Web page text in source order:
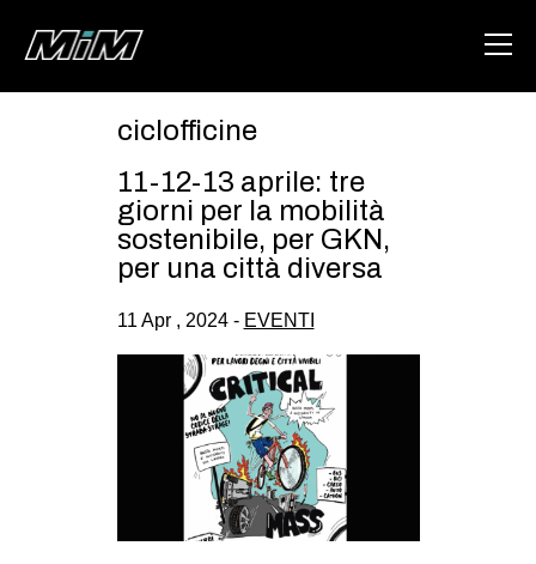
ABOUT
AREA
CSOA LAMBRETTA
MSM
STUDENTI TSUNAMI
ZAM
ciclofficine
11-12-13 aprile: tre
giorni per la mobilità
sostenibile, per GKN,
per una città diversa
11 Apr , 2024 - EVENTI